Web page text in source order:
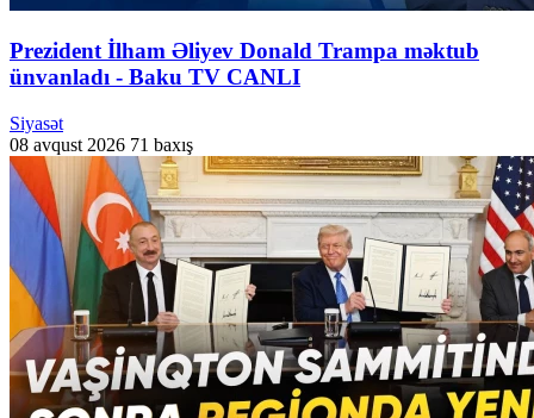
Prezident İlham Əliyev Donald Trampa məktub
ünvanladı - Baku TV CANLI
Siyasət
08 avqust 2026 71 baxış